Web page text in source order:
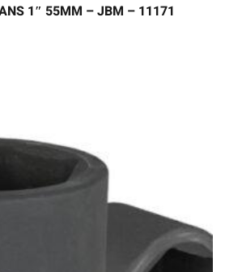
1″ 55MM – JBM – 11171